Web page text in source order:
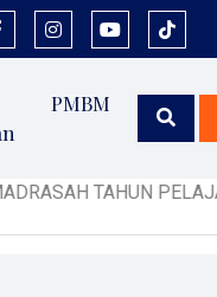
PMBM
TAHUN